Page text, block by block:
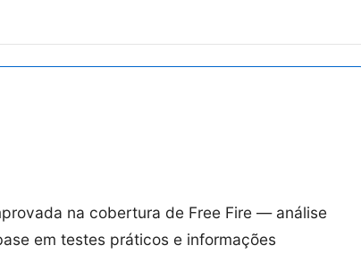
na cobertura de Free Fire — análise
em testes práticos e informações